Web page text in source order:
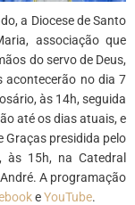
a Diocese de Santo
associação que
do servo de Deus,
acontecerão no dia 7
às 14h, seguida
até os dias atuais, e
Graças presidida pelo
às 15h, na Catedral
A programação
eYouTube.